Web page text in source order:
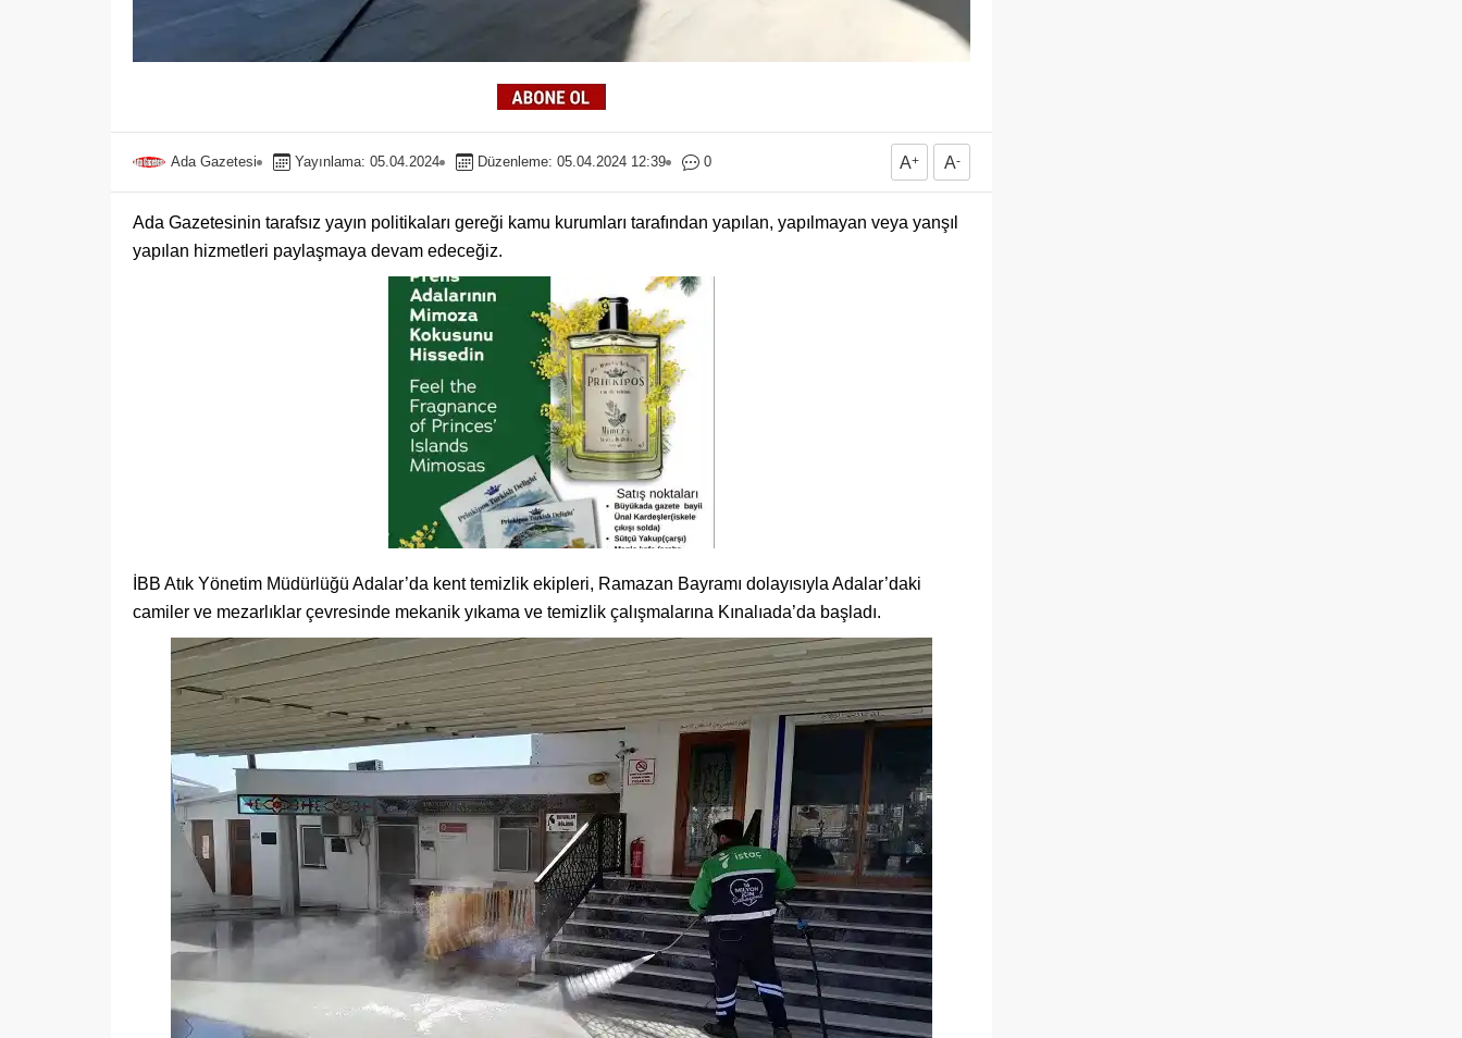
Ada Gazetesi Yayınlama: 05.04.2024 Düzenleme: 05.04.2024 12:39 0 A+ A-
Ada Gazetesinin tarafsız yayın politikaları gereği kamu kurumları tarafından yapılan, yapılmayan veya yanşıl
yapılan hizmetleri paylaşmaya devam edeceğiz.
İBB Atık Yönetim Müdürlüğü Adalar’da kent temizlik ekipleri, Ramazan Bayramı dolayısıyla Adalar’daki
camiler ve mezarlıklar çevresinde mekanik yıkama ve temizlik çalışmalarına Kınalıada’da başladı.